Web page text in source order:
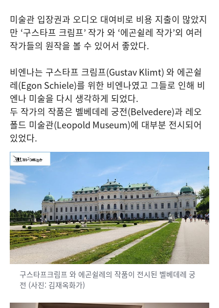
미술관 입장권과 오디오 대여비로 비용 지출이 많았지
만 ‘구스타프 크림프’ 작가 와 ‘에곤쉴레 작가’외 여러
작가들의 원작을 볼 수 있어서 좋았다.
비엔나는 구스타프 크림프(Gustav Klimt)와 에곤쉴
레(Egon Schiele)를 위한 비엔나였고 그들로 인해 비
엔나 미술을 다시 생각하게 되었다.
두 작가의 작품은 벨베데레 궁전(Belvedere)과 레오
폴드 미술관(Leopold Museum)에 대부분 전시되어
있었다.
구스타프크림프 와 에곤쉴레의 작품이 전시된 벨베데레 궁
전 (사진: 김재옥화가)